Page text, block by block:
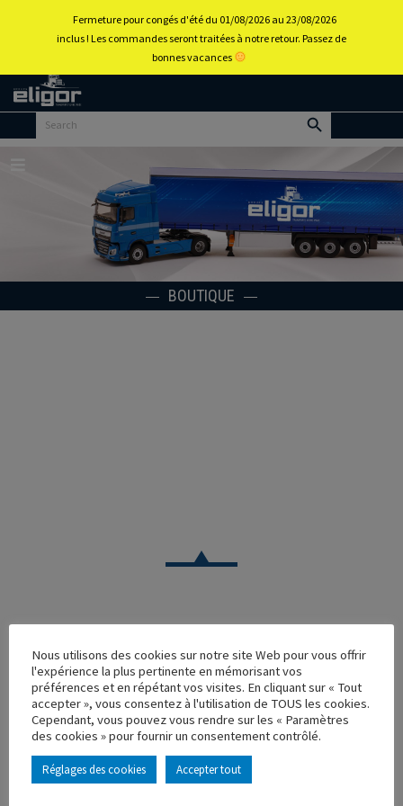
Retour
BOUTIQUE
VOITURE
RENAULT FREGATE CABRIOLET LES AUTOS DE L’ESPOIR
Réf. : 101129
Rupture de stock
Caractéristique principales :
Nous utilisons des cookies sur notre site Web pour vous offrir
l'expérience la plus pertinente en mémorisant vos
préférences et en répétant vos visites. En cliquant sur « Tout
accepter », vous consentez à l'utilisation de TOUS les cookies.
Cependant, vous pouvez vous rendre sur les « Paramètres
des cookies » pour fournir un consentement contrôlé.
Réglages des cookies Accepter tout
Fermeture pour congés d'été du 01/08/2026 au 23/08/2026
inclus ! Les commandes seront traitées à notre retour. Passez de
bonnes vacances